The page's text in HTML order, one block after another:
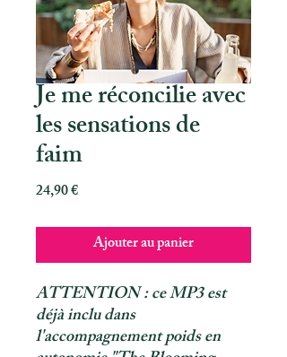
Je me réconcilie avec
les sensations de
faim
24,90 €Prix
Ajouter au panier
ATTENTION : ce MP3 est
déjà inclu dans
l'accompagnement poids en